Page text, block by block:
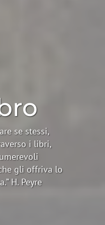
se stessi,
i libri,
gli offriva lo
H. Peyre